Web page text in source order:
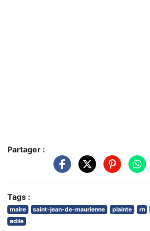
Partager :
Tags :
maire saint-jean-de-maurienne plainte rn
edile